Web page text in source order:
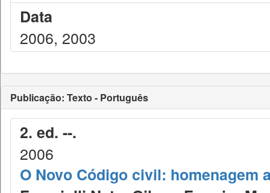
Data
2006, 2003
Publicação: Texto - Português
2. ed. --.
2006
O Novo Código civil: homenagem